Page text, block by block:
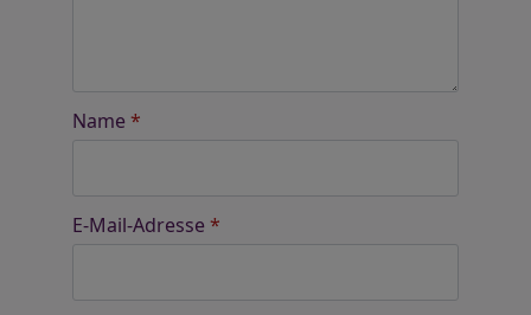
Name *
E-Mail-Adresse *